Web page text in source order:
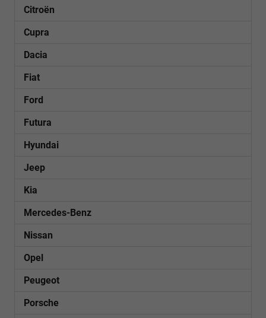
Citroën
Cupra
Dacia
Fiat
Ford
Futura
Hyundai
Jeep
Kia
Mercedes-Benz
Nissan
Opel
Peugeot
Porsche